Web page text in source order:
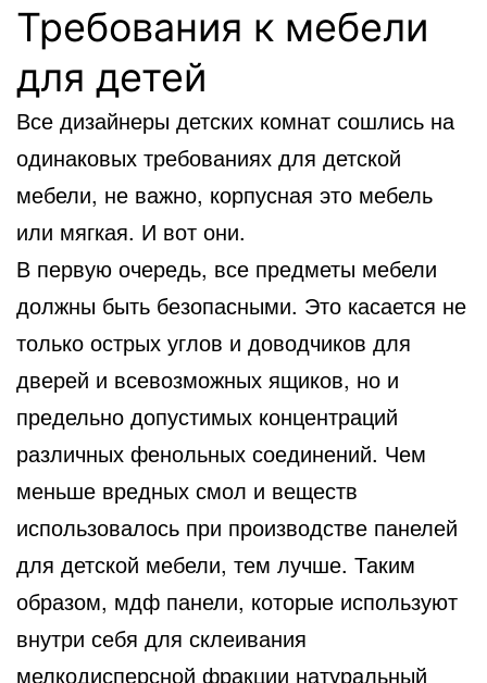
Требования к мебели
для детей
Все дизайнеры детских комнат сошлись на
одинаковых требованиях для детской
мебели, не важно, корпусная это мебель
или мягкая. И вот они.
В первую очередь, все предметы мебели
должны быть безопасными. Это касается не
только острых углов и доводчиков для
дверей и всевозможных ящиков, но и
предельно допустимых концентраций
различных фенольных соединений. Чем
меньше вредных смол и веществ
использовалось при производстве панелей
для детской мебели, тем лучше. Таким
образом, мдф панели, которые используют
внутри себя для склеивания
мелкодисперсной фракции натуральный